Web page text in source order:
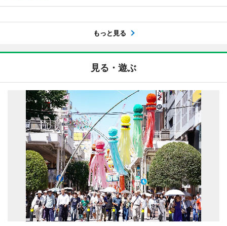
もっと見る
見る・遊ぶ